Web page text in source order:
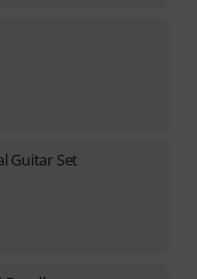
Guitar Set